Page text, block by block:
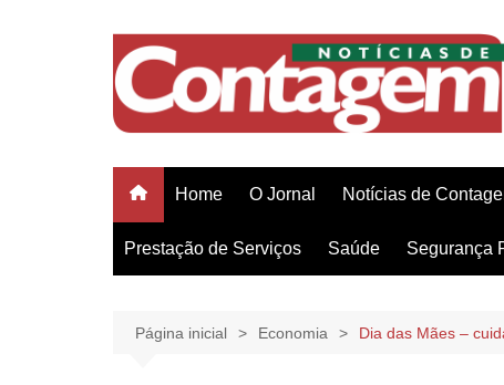
Home O Jornal Notícias de
Prestação de Serviços Saúde Segurança
Página inicial Economia Dia das Mães –